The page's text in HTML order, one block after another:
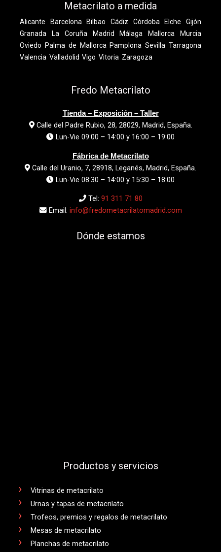
Metacrilato a medida
Alicante Barcelona Bilbao Cádiz Córdoba Elche
Gijón
Granada
La Coruña Madrid Málaga Mallorca
Murcia
Oviedo
Palma de Mallorca Pamplona Sevilla Tarragona
Valencia Valladolid Vigo Vitoria Zaragoza
Fredo Metacrilato
Tienda – Exposición – Taller
Calle del Padre Rubio, 28, 28029, Madrid, España.
Lun-Vie 09:00 – 14:00 y 16:00 – 19:00
Fábrica de Metacrilato
Calle del Uranio, 7, 28918, Leganés, Madrid, España.
Lun-Vie 08:30 – 14:00 y 15:30 – 18:00
Tel: 91 311 71 80
Email: info@fredometacrilatomadrid.com
Dónde estamos
Productos y servicios
Vitrinas de metacrilato
Urnas y tapas de metacrilato
Trofeos, premios y regalos de metacrilato
Mesas de metacrilato
Planchas de metacrilato